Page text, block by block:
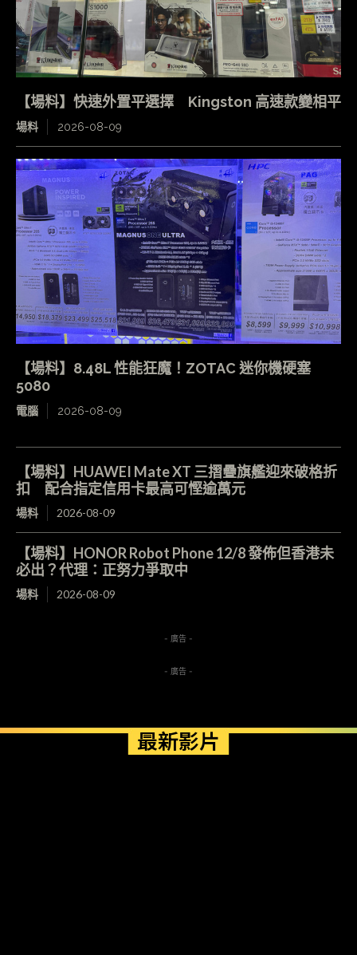
【場料】快速外置平選擇 Kingston 高速款變相平
場料 2026-08-09
【場料】8.48L 性能狂魔！ZOTAC 迷你機硬塞
5080
電腦 2026-08-09
【場料】HUAWEI Mate XT 三摺疊旗艦迎來破格折
扣 配合指定信用卡最高可慳逾萬元
場料 2026-08-09
【場料】HONOR Robot Phone 12/8 發佈但香港未
必出？代理：正努力爭取中
場料 2026-08-09
- 廣告 -
- 廣告 -
最新影片